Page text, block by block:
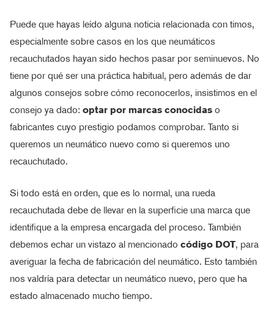
Puede que hayas leído alguna noticia relacionada con timos,
especialmente sobre casos en los que neumáticos
recauchutados hayan sido hechos pasar por seminuevos. No
tiene por qué ser una práctica habitual, pero además de dar
algunos consejos sobre cómo reconocerlos, insistimos en el
consejo ya dado: optar por marcas conocidas o
fabricantes cuyo prestigio podamos comprobar. Tanto si
queremos un neumático nuevo como si queremos uno
recauchutado.
Si todo está en orden, que es lo normal, una rueda
recauchutada debe de llevar en la superficie una marca que
identifique a la empresa encargada del proceso. También
debemos echar un vistazo al mencionado código DOT, para
averiguar la fecha de fabricación del neumático. Esto también
nos valdría para detectar un neumático nuevo, pero que ha
estado almacenado mucho tiempo.